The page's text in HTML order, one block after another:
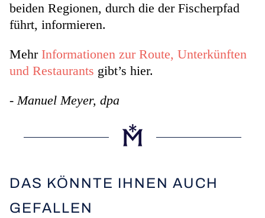
beiden Regionen, durch die der Fischerpfad
führt, informieren.
Mehr Informationen zur Route, Unterkünften
und Restaurants gibt’s hier.
- Manuel Meyer, dpa
DAS KÖNNTE IHNEN AUCH
GEFALLEN